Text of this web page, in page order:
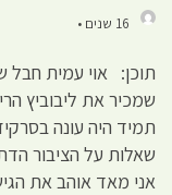
16 שנים •
תוכן: אוי עמית חבל
שמכיר את ליבוביץ
תמיד היה עונה
שאלות על הציבור
אני מאד אוהב את